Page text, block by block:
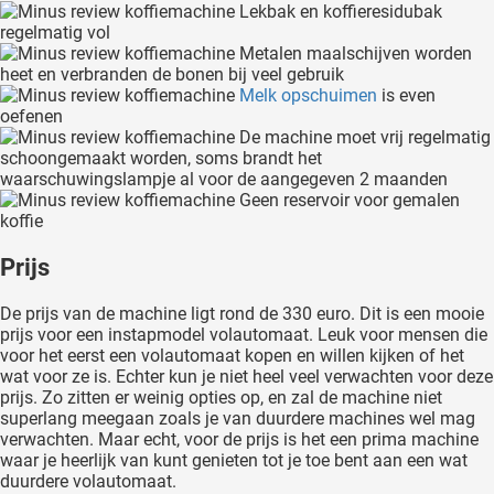
Lekbak en koffieresidubak
regelmatig vol
Metalen maalschijven worden
heet en verbranden de bonen bij veel gebruik
Melk opschuimen is even
oefenen
De machine moet vrij regelmatig
schoongemaakt worden, soms brandt het
waarschuwingslampje al voor de aangegeven 2 maanden
Geen reservoir voor gemalen
koffie
Prijs
De prijs van de machine ligt rond de 330 euro. Dit is een mooie
prijs voor een instapmodel volautomaat. Leuk voor mensen die
voor het eerst een volautomaat kopen en willen kijken of het
wat voor ze is. Echter kun je niet heel veel verwachten voor deze
prijs. Zo zitten er weinig opties op, en zal de machine niet
superlang meegaan zoals je van duurdere machines wel mag
verwachten. Maar echt, voor de prijs is het een prima machine
waar je heerlijk van kunt genieten tot je toe bent aan een wat
duurdere volautomaat.